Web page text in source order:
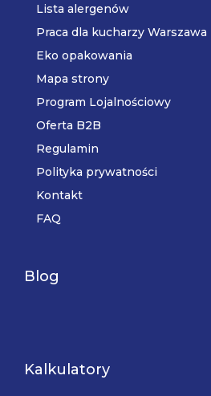
Lista alergenów
Praca dla kucharzy Warszawa
Eko opakowania
Mapa strony
Program Lojalnościowy
Oferta B2B
Regulamin
Polityka prywatności
Kontakt
FAQ
Blog
Kalkulatory